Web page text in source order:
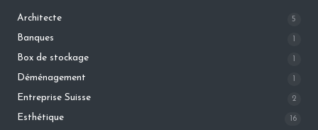
Architecte 5
Banques
Box de stockage
Déménagement
Entreprise Suisse 2
Esthétique 16